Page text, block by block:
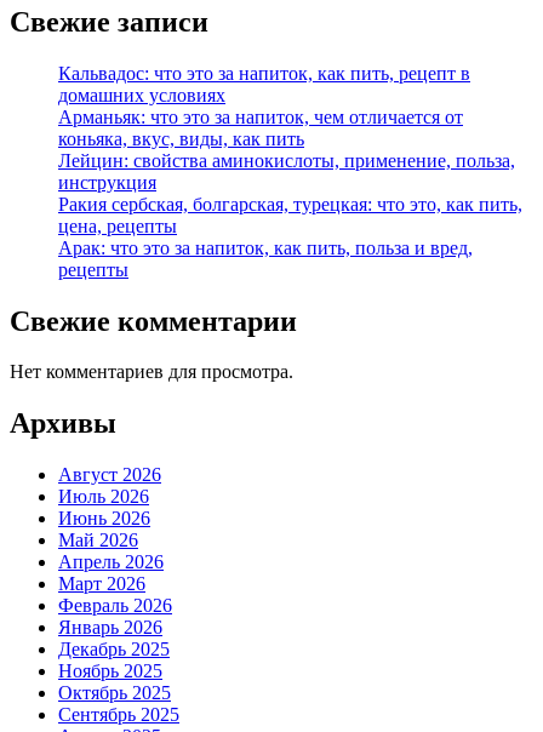
Свежие записи
Кальвадос: что это за напиток, как пить, рецепт в
домашних условиях
Арманьяк: что это за напиток, чем отличается от
коньяка, вкус, виды, как пить
Лейцин: свойства аминокислоты, применение, польза,
инструкция
Ракия сербская, болгарская, турецкая: что это, как пить,
цена, рецепты
Арак: что это за напиток, как пить, польза и вред,
рецепты
Свежие комментарии
Нет комментариев для просмотра.
Архивы
Август 2026
Июль 2026
Июнь 2026
Май 2026
Апрель 2026
Март 2026
Февраль 2026
Январь 2026
Декабрь 2025
Ноябрь 2025
Октябрь 2025
Сентябрь 2025